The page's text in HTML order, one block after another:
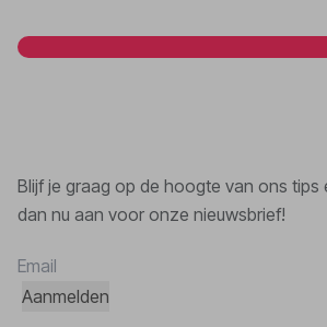
Blijf je graag op de hoogte van ons tips
dan nu aan voor onze nieuwsbrief!
Aanmelden